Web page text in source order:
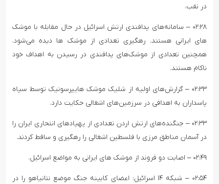
در نقب.
۰۲:۲۸ – سامانه‌های پدافندی ارتش اسرائیل در حال مقابله با موشک
های ایرانی هستند. رهگیری تعدادی از موشک ها دیده می‌شود.
همچنین تعدادی از موشک‌های پدافندی در رسیدن به اهداف خود
ناکام هستند.
۰۲:۳۳ – گزارش‌های اولیه از شلیک موشک هایپرسونیک توسط سپاه
پاسداران به اهدافی در سرزمین‌های اشغالی حکایت دارد.
۰۲:۳۳ – جنگنده‌های ارتش اردن تعدادی از پهپادهای انتحاری ایران را
در آسمان مناطق مرزی با فلسطین اشغالی را رهگیری و ساقط کردند.
۰۲:۴۹ – اصابت دو فروند از موشک های ایرانی به مواضع اسرائیل.
۰۲:۵۴ – شبکه ۱۴ اسرائیل: اعضای کابینه جنگ موضع نتانیاهو را در